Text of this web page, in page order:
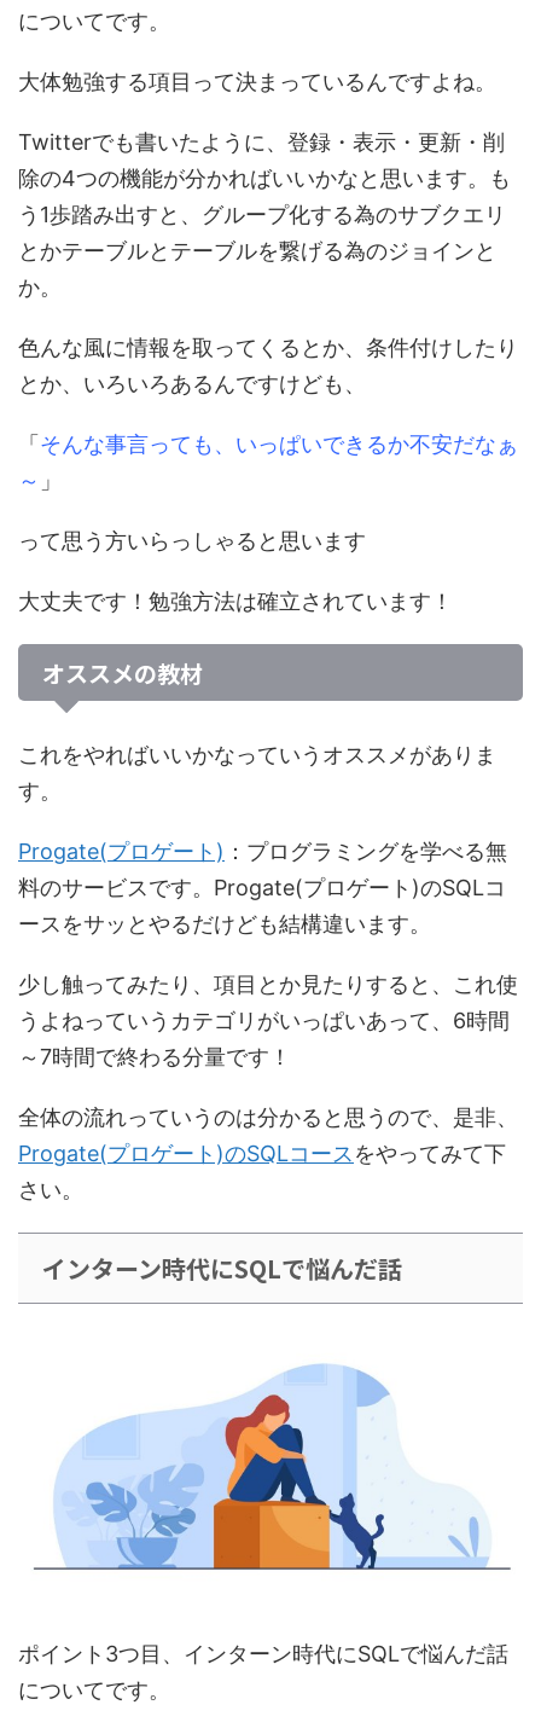
についてです。
大体勉強する項目って決まっているんですよね。
Twitterでも書いたように、 登録・表示・更新・削
除の4つの機能が分かればいいかなと思います。
も
う1歩踏み出すと、グループ化する為のサブクエリ
とかテーブルとテーブルを繋げる為のジョインと
か。
色んな風に情報を取ってくるとか、条件付けしたり
とか、いろいろあるんですけども、
「 そんな事言っても、いっぱいできるか不安だなぁ
～ 」
って思う方いらっしゃると思います
大丈夫です！勉強方法は確立されています！
オススメの教材
これをやればいいかなっていうオススメがありま
す。
Progate(プロゲート) ：プログラミングを学べる無
料のサービスです。Progate(プロゲート)のSQLコ
ース をサッとやるだけども結構違います。
少し触ってみたり、項目とか見たりすると、これ使
うよねっていうカテゴリがいっぱいあって、 6時間
～7時間で終わる分量です！
全体の流れっていうのは分かると思うので、是非、
Progate(プロゲート)のSQLコース をやってみて下
さい。
インターン時代にSQLで悩んだ話
ポイント3つ目、インターン時代にSQLで悩んだ話
についてです。